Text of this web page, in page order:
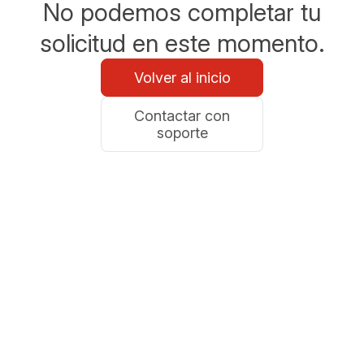
No podemos completar tu
solicitud en este momento.
Volver al inicio
Contactar con
soporte